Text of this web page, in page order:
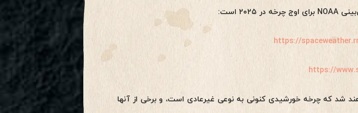
https://
https://
شد که چرخه خورشیدی کنونی به نوعی غیرعادی است، و برخی از آنها